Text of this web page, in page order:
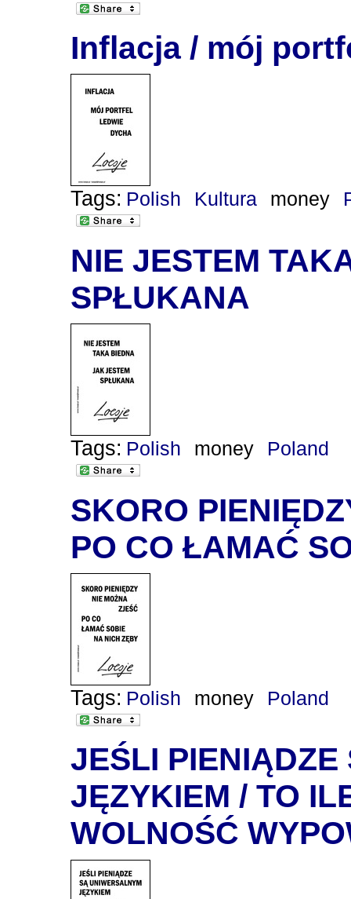
Inflacja / mój
Tags: Polish Kultura money
NIE JESTEM
SPŁUKANA
Tags: Polish money Poland
SKORO
PO CO ŁAMAĆ
Tags: Polish money Poland
JEŚLI
JĘZYKIEM / TO
WOLNOŚĆ